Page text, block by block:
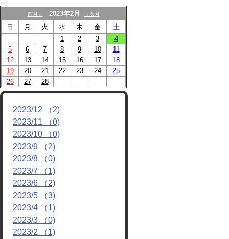
リンク
前月← 2023年2月 →次月
日 月 火 水 木 金
土
1
2 3
4
5
6 7 8 9 10
11
12
13 14 15 16 17
18
19
20 21 22 23 24
25
26
27 28
2023/12 （2)
2023/11 （0)
2023/10 （0)
2023/9 （2)
2023/8 （0)
2023/7 （1)
2023/6 （2)
2023/5 （3)
2023/4 （1)
2023/3 （0)
2023/2 （1)